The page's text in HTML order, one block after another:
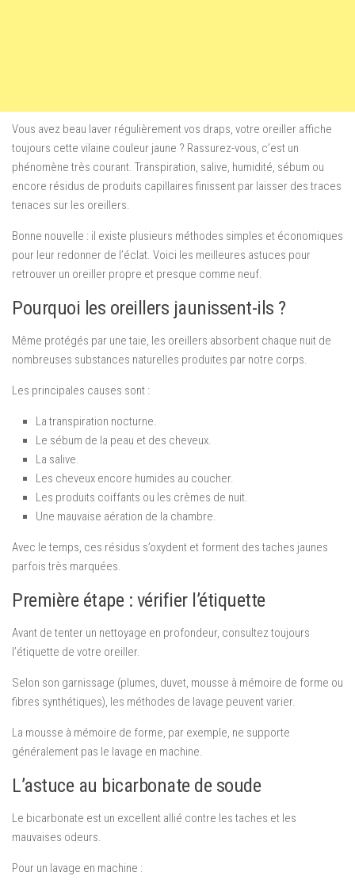
Vous avez beau laver régulièrement vos draps, votre oreiller affiche
toujours cette vilaine couleur jaune ? Rassurez-vous, c’est un
phénomène très courant. Transpiration, salive, humidité, sébum ou
encore résidus de produits capillaires finissent par laisser des traces
tenaces sur les oreillers.
Bonne nouvelle : il existe plusieurs méthodes simples et économiques
pour leur redonner de l’éclat. Voici les meilleures astuces pour
retrouver un oreiller propre et presque comme neuf.
Pourquoi les oreillers jaunissent-ils ?
Même protégés par une taie, les oreillers absorbent chaque nuit de
nombreuses substances naturelles produites par notre corps.
Les principales causes sont :
La transpiration nocturne.
Le sébum de la peau et des cheveux.
La salive.
Les cheveux encore humides au coucher.
Les produits coiffants ou les crèmes de nuit.
Une mauvaise aération de la chambre.
Avec le temps, ces résidus s’oxydent et forment des taches jaunes
parfois très marquées.
Première étape : vérifier l’étiquette
Avant de tenter un nettoyage en profondeur, consultez toujours
l’étiquette de votre oreiller.
Selon son garnissage (plumes, duvet, mousse à mémoire de forme ou
fibres synthétiques), les méthodes de lavage peuvent varier.
La mousse à mémoire de forme, par exemple, ne supporte
généralement pas le lavage en machine.
L’astuce au bicarbonate de soude
Le bicarbonate est un excellent allié contre les taches et les
mauvaises odeurs.
Pour un lavage en machine :